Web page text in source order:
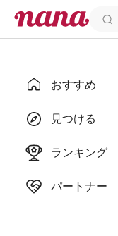
おすすめ
見つける
ランキング
パートナー